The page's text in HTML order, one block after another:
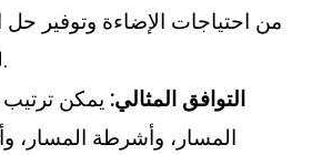
من احتياجات الإضاءة وتوفير حل
لمختلف البيئات.
التوافق المثالي: يمكن
المسار، وأشرطة المسار،